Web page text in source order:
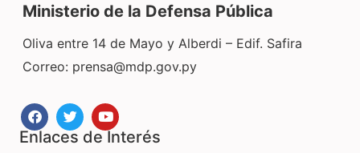
Ministerio de la Defensa Pública
Oliva entre 14 de Mayo y Alberdi – Edif. Safira
Correo: prensa@mdp.gov.py
Enlaces de Interés